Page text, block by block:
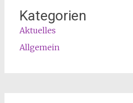
Kategorien
Aktuelles
Allgemein